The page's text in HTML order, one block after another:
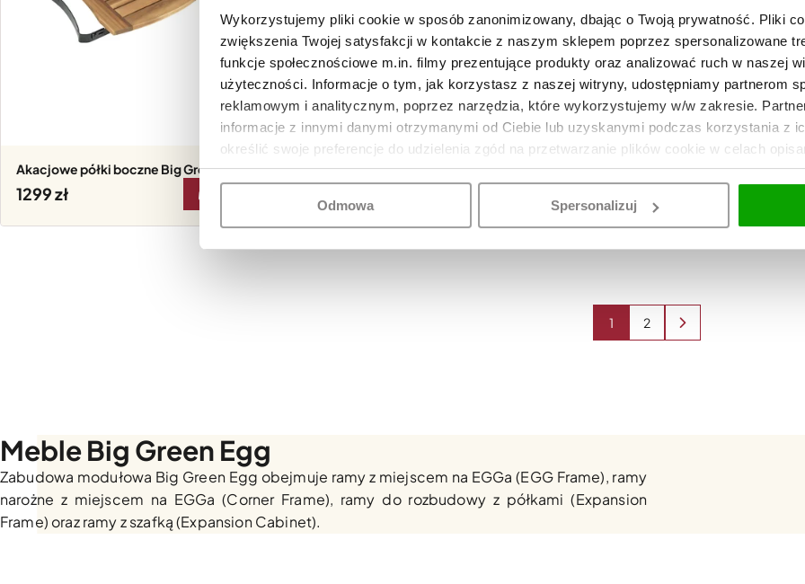
Wykorzystujemy pliki cookie w sposób zanonimizowany, dbając o Twoją prywatność. Pliki
zwiększenia Twojej satysfakcji w kontakcie z naszym sklepem poprzez spersonalizowane
funkcje społecznościowe m.in. filmy prezentujące produkty oraz analizować ruch w naszej
użyteczności. Informacje o tym, jak korzystasz z naszej witryny, udostępniamy partnerom
reklamowym i analitycznym, poprzez narzędzia, które wykorzystujemy w/w zakresie.
informacje z innymi danymi otrzymanymi od Ciebie lub uzyskanymi podczas korzystania z
określić swoje preferencje do udzielenia zgód na przetwarzanie plików cookie w celach
Odmowa Spersonalizuj
Akacjowe półki boczne Big Green Egg L
1299
Akacjowe półki boczne Big Green Egg XL Rama EGG Big Green
1 2
Meble Big Green Egg
Zabudowa modułowa Big Green Egg obejmuje ramy z miejscem na EGGa (EGG Frame), ramy
narożne z miejscem na EGGa (Corner Frame), ramy do rozbudowy z półkami (Expansion
Frame) oraz ramy z szafką (Expansion Cabinet).